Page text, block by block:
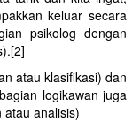
keluar secara
psikolog dengan
atau klasifikasi) dan
logikawan juga
atau analisis)